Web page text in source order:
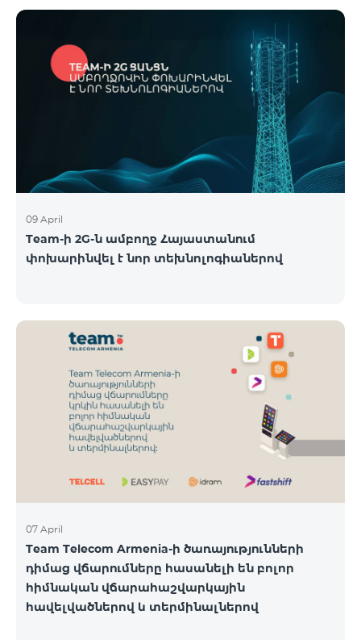
09 April
Team-ի 2G-ն ամբողջ Հայաստանում
փոխարինվել է նոր տեխնոլոգիաներով
07 April
Team Telecom Armenia-ի ծառայությունների
դիմաց վճարումները հասանելի են բոլոր
հիմնական վճարահաշվարկային
հավելվածներով և տերմինալներով